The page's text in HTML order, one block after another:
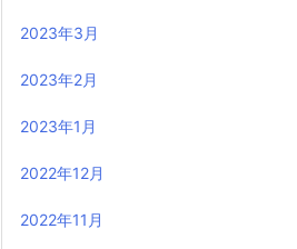
2023年3月
2023年2月
2023年1月
2022年12月
2022年11月